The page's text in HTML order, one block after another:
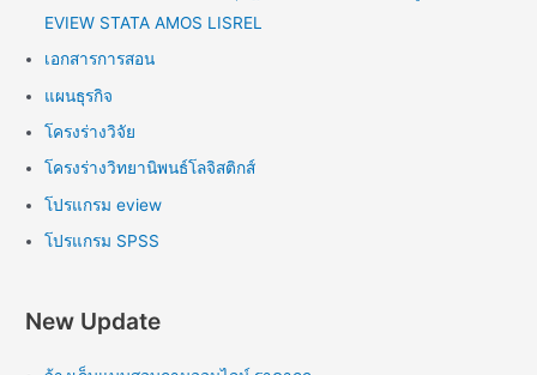
EVIEW STATA AMOS LISREL
เอกสารการสอน
แผนธุรกิจ
โครงร่างวิจัย
โครงร่างวิทยานิพนธ์โลจิสติกส์
โปรแกรม eview
โปรแกรม SPSS
New Update